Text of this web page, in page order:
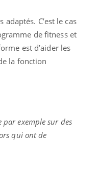
C’est le cas
de fitness et
est d’aider les
la fonction
par exemple sur des
qui ont de